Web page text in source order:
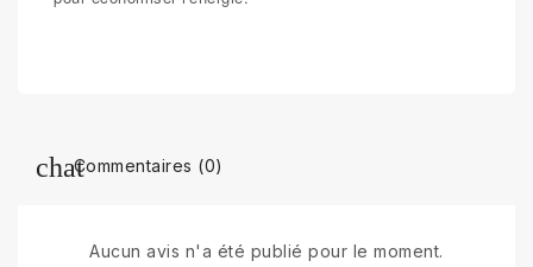
Commentaires (0)
Aucun avis n'a été publié pour le moment.